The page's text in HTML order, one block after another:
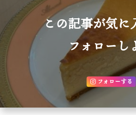
この記事が気に
フォローし
フォローする